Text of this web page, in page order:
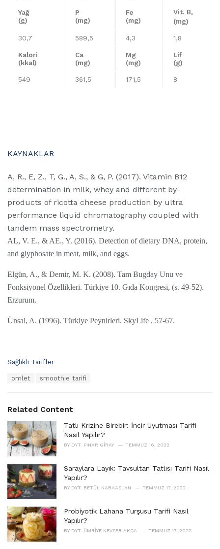
Yağ
(g)
P
(mg)
Fe
(mg)
Vit. B³
(mg)
30,7 589,5 4,3 1,8
Kalori
(kkal)
Ca
(mg)
Mg
(mg)
Lif
(g)
549 361,5 171,5 8
KAYNAKLAR
A, R., E, Z., T, G., A, S., & G, P. (2017). Vitamin B12
determination in milk, whey and different by-
products of ricotta cheese production by ultra
performance liquid chromatography coupled with
tandem mass spectrometry.
AL, V. E., & AE., Y. (2016). Detection of dietary DNA, protein,
and glyphosate in meat, milk, and eggs.
Elgün, A., & Demir, M. K. (2008). Tam Bugday Unu ve
Fonksiyonel Özellikleri. Türkiye 10. Gıda Kongresi, (s. 49-52).
Erzurum.
Ünsal, A. (1996). Türkiye Peynirleri. SkyLife , 57-67.
C
o
i
e
s
:
Sağlıklı Tarifler
:
omlet smoothie tarifi
Related Content
Tatlı Krizine Birebir: İncir Uyutması Tarifi
Nasıl Yapılır?
BY DYT. PINAR GIRAY TEMMUZ 16, 2022
Saraylara Layık: Tavsultan Tatlısı Tarifi Nasıl
Yapılır?
BY DYT. BETÜL KARAASLAN TEMMUZ 17, 2022
Probiyotik Lahana Turşusu Tarifi Nasıl
Yapılır?
BY DYT. ÜMRIYE KEVSER AKÇA TEMMUZ 17, 2022